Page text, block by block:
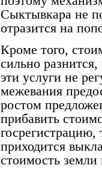
Сыктывкара не
отразится на
Кроме того,
сильно
эти услуги не
межевания
ростом
прибавить
приходится
стоимость